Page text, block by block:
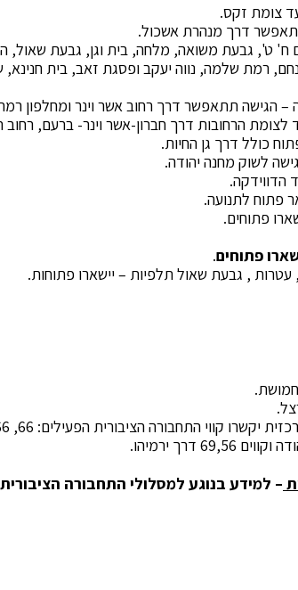
דרך מנהרת אשכול.
ח' ט', גבעת משואה, מלחה, בית וגן, גבעת שאול,
רמת שלמה, נווה יעקב ופסגת זאב, בית
– הגישה תתאפשר דרך רחוב אשר וינר ומחלפון
הרחובות דרך חברון-אשר וינר- ברעם, רחוב
כולל דרך גן החיות.
לשוק מחנה יהודה.
הדווידקה.
פתוח לתנועה.
פתוחים.
פתוחים.
עטרות , גבעת שאול תלפיות – יישארו פתוחות.
דרך ירמיהו.
– למידע בנוגע למסלולי התחבורה הציבורית